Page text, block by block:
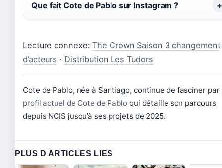
Que fait Cote de Pablo sur Instagram ?
Lecture connexe:The Crown Saison 3 changement
d’acteurs · Distribution Les Tudors
Cote de Pablo, née à Santiago, continue de fasciner par
profil actuel de Cote de Pablo qui détaille son parcours
depuis NCIS jusqu’à ses projets de 2025.
PLUS D ARTICLES LIES